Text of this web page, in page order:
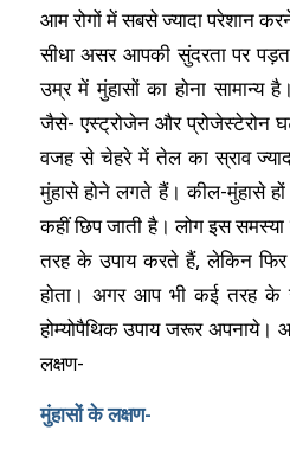
आम रोगों में सबसे ज्यादा परेशान
सीधा असर आपकी सुंदरता पर
उम्र में मुंहासों का होना सामान्य
जैसे- एस्ट्रोजेन और प्रोजेस्टेरोन
वजह से चेहरे में तेल का स्राव
मुंहासे होने लगते हैं। कील-मुंहासे
कहीं छिप जाती है। लोग इस
तरह के उपाय करते हैं, लेकिन
होता। अगर आप भी कई तरह
होम्योपैथिक उपाय जरूर
लक्षण-
मुंहासों के लक्षण-